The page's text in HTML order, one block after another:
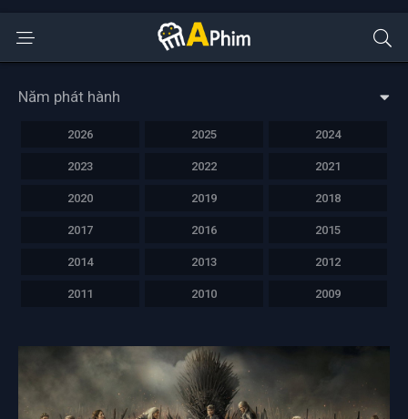
Năm phát hành
2026 2025 2024
2023 2022 2021
2020 2019 2018
2017 2016 2015
2014 2013 2012
2011 2010 2009